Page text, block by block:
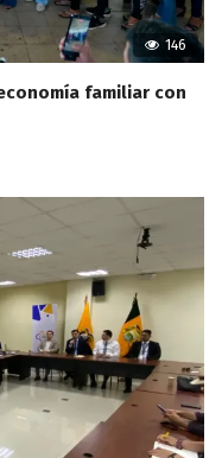
146
familiar con